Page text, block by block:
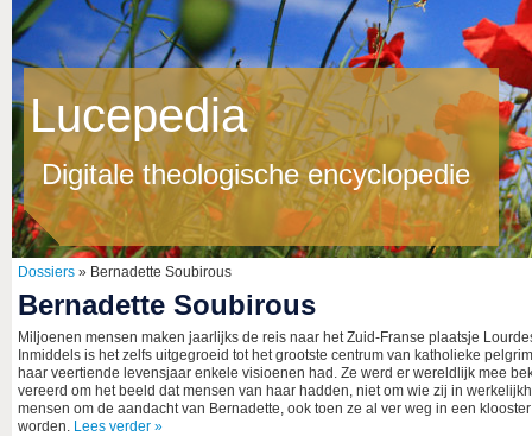
Lucepedia
Digitale theologische encyclopedie
Dossiers » Bernadette Soubirous
Bernadette Soubirous
Miljoenen mensen maken jaarlijks de reis naar het Zuid-Franse plaatsje
Inmiddels is het zelfs uitgegroeid tot het grootste centrum van katholieke
haar veertiende levensjaar enkele visioenen had. Ze werd er wereldlijk mee
vereerd om het beeld dat mensen van haar hadden, niet om wie zij in
mensen om de aandacht van Bernadette, ook toen ze al ver weg in een
worden. Lees verder »